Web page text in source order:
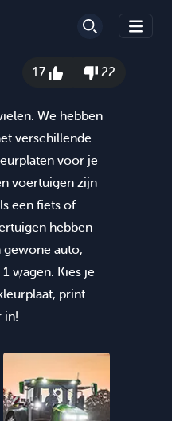
17 22
We hebben
verschillende
voor je
voertuigen zijn
een fiets of
hebben
gewone auto,
wagen. Kies je
print
in!